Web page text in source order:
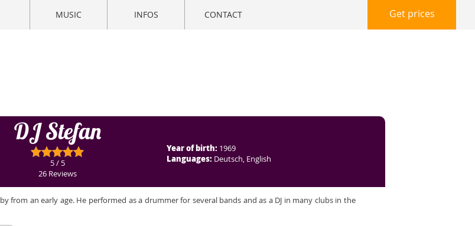
MUSIC INFOS CONTACT Get prices
DJ Stefan
5 / 5
26 Reviews
Year of birth: 1969
Languages: Deutsch, English
from an early age. He performed as a drummer for several bands and as a DJ in many clubs in the